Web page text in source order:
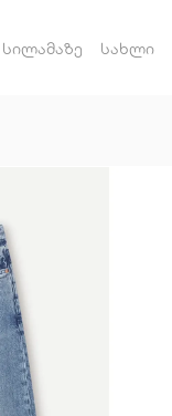
სილამაზე სახლი